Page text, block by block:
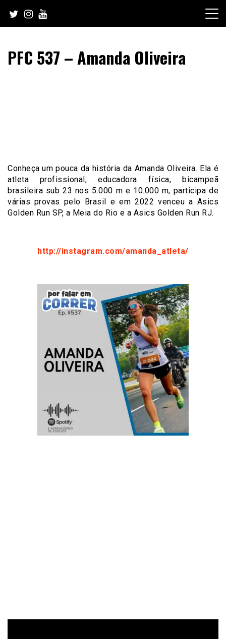
content
PFC 537 – Amanda Oliveira
Conheça um pouca da história da Amanda Oliveira. Ela é
atleta profissional, educadora física, bicampeã
brasileira sub 23 nos 5.000 m e 10.000 m, participa de
várias provas pelo Brasil e em 2022 venceu a Asics
Golden Run SP, a Meia do Rio e a Asics Golden Run RJ.
http://instagram.com/amanda_atleta/